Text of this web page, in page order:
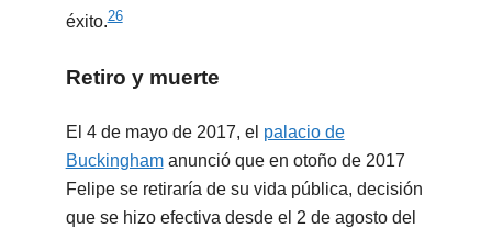
éxito.26
Retiro y muerte
El 4 de mayo de 2017, el palacio de
Buckinghamanunció que en otoño de 2017
Felipe se retiraría de su vida pública, decisión
que se hizo efectiva desde el 2 de agosto del